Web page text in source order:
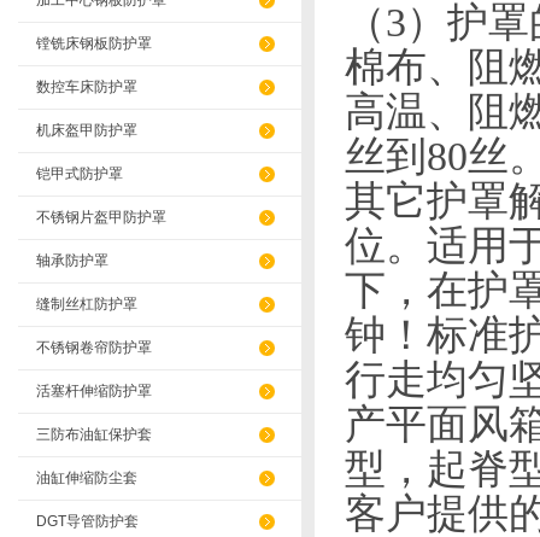
镗铣床钢板防护罩
数控车床防护罩
机床盔甲防护罩
铠甲式防护罩
不锈钢片盔甲防护罩
轴承防护罩
缝制丝杠防护罩
不锈钢卷帘防护罩
活塞杆伸缩防护罩
三防布油缸保护套
油缸伸缩防尘套
DGT导管防护套
（3） 护罩
棉布、阻
高温、阻
丝到 80丝
其它护罩
位。适用
下，在护
钟！标准
行走均匀
产平面风
型，起脊
客户提供